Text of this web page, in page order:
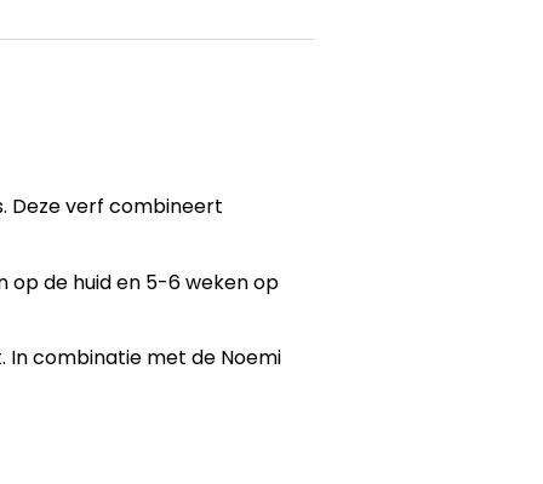
Deze verf combineert
op de huid en 5-6 weken op
combinatie met de Noemi